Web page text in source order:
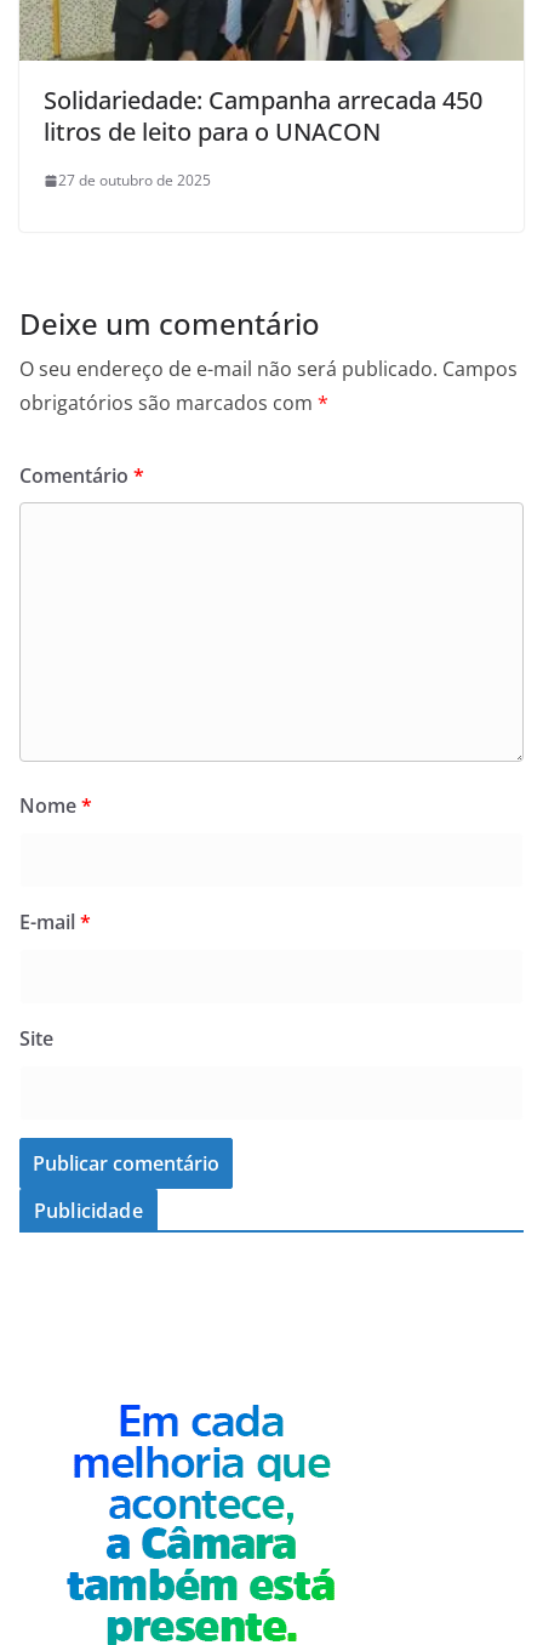
Solidariedade: Campanha arrecada 450
litros de leito para o UNACON
27 de outubro de 2025
Deixe um comentário
O seu endereço de e-mail não será publicado. Campos
obrigatórios são marcados com *
Comentário *
Nome*
E-mail*
Site
Publicidade